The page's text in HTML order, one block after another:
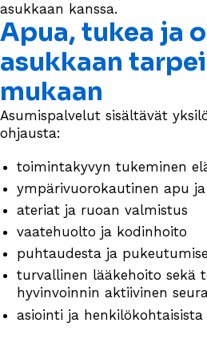
asukkaan kanssa.
Apua, tukea ja
asukkaan
mukaan
Asumispalvelut sisältävät
ohjausta:
toimintakyvyn tukeminen
ympärivuorokautinen apu
ateriat ja ruoan valmistus
vaatehuolto ja kodinhoito
puhtaudesta ja
turvallinen lääkehoito sekä
hyvinvoinnin aktiivinen
asiointi ja